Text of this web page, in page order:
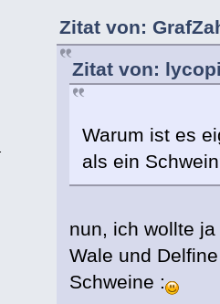
Zitat von:
Zitat von:
Warum ist es
als ein
nun, ich wollte
Wale und
Schweine :